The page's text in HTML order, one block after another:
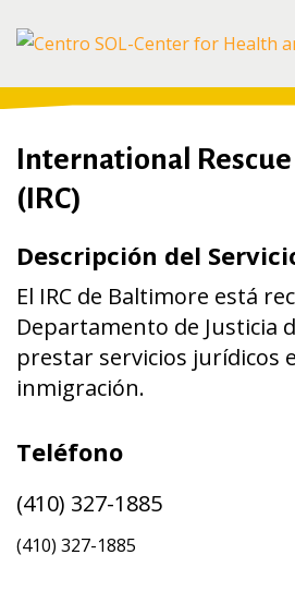
Home For the Community
Apoyo Legal de Inmigración y
International
(IRC)
Descripción del
El IRC de Baltimore está
Departamento de Justicia
prestar servicios jurídicos
inmigración.
Teléfono
(410) 327-1885
(410) 327-1885